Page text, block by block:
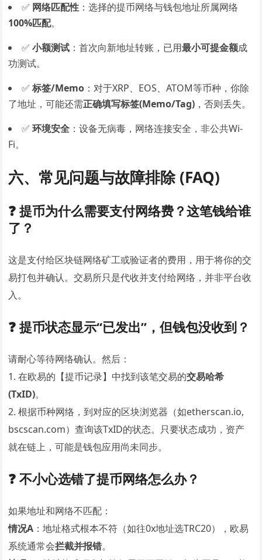
✅ 网络匹配性 ：选择的提币网络与钱包地址所属网络
100%匹配。
✅小额测试 ：首次向新地址转账，已用最小可提金额成
功测试。
✅标签/Memo ：对于XRP、EOS、ATOM等币种，你除
了地址，可能还需正确填写标签(Memo/Tag) ，否则丢失。
✅环境安全 ：设备无病毒，网络连接安全，非公共Wi-
Fi。
六、常见问题与故障排除 (FAQ)
❓ 提币为什么需要支付网络费？这笔钱给谁
了？
这是支付给区块链网络矿工或验证者的费用，用于将你的交
易打包并确认。交易所只是代收并支付给网络，并非平台收
入。
❓ 提币状态显示“已发出”，但钱包没收到？
请耐心等待网络确认。然后：
1. 在欧易的【提币记录】中找到该笔交易的交易哈希
(TxID)。
2. 根据币种网络，到对应的区块浏览器（如etherscan.io,
bscscan.com）查询该TxID的状态。只要状态成功，资产
就在链上，可能是钱包应用尚未同步。
❓ 不小心选错了提币网络怎么办？
如果地址和网络不匹配：
情况A ：地址格式根本不符（如往0x地址选TRC20），欧易
系统通常会拦截并报错。